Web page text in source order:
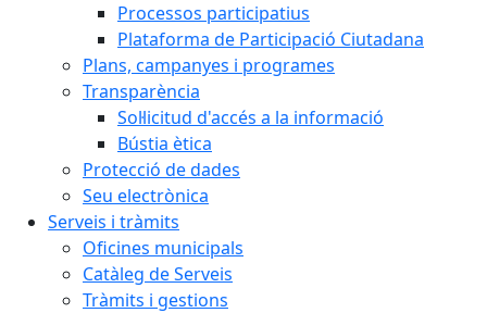
Processos participatius
Plataforma de Participació Ciutadana
Plans, campanyes i programes
Transparència
Sol·licitud d'accés a la informació
Bústia ètica
Protecció de dades
Seu electrònica
Serveis i tràmits
Oficines municipals
Catàleg de Serveis
Tràmits i gestions